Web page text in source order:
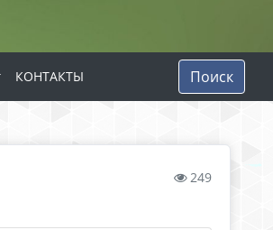
КОНТАКТЫ Поиск
249